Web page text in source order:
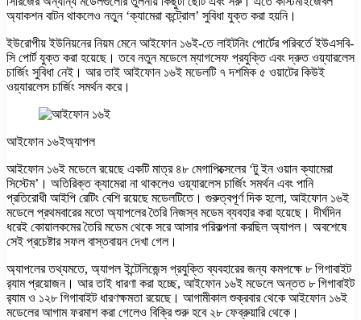
অ্যাকশন বাটন থাকলেও নতুন ‘ক্যামেরা কন্ট্রোল’ সুবিধা যুক্ত করা হয়নি।
ইউরোপীয় ইউনিয়নের নিয়ম মেনে আইফোন ১৬ই-তে লাইটনিং পোর্টের পরিবর্তে ইউএসবি-
সি পোর্ট যুক্ত করা হয়েছে। তবে নতুন মডেলে ম্যাগসেফ প্রযুক্তি এবং দ্রুত ওয়্যারলেস
চার্জিং সুবিধা নেই। আর তাই আইফোন ১৬ই মডেলটি ৭ দশমিক ৫ ওয়াটের কিউই
ওয়্যারলেস চার্জিং সমর্থন করে।
আইফোন ১৬ইঅ্যাপল
আইফোন ১৬ই মডেলে রয়েছে একটি মাত্র ৪৮ মেগাপিক্সেলের ‘টু ইন ওয়ান ক্যামেরা
সিস্টেম’। অতিরিক্ত ক্যামেরা না থাকলেও ওয়্যারলেস চার্জিং সমর্থন এবং পানি
প্রতিরোধী আইপি রেটিং বেশি রয়েছে মডেলটিতে। গুরুত্বপূর্ণ দিক হলো, আইফোন ১৬ই
মডেলে প্রথমবারের মতো অ্যাপলের তৈরি নিজস্ব মডেম ব্যবহার করা হয়েছে। দীর্ঘদিন
ধরেই কোয়ালকমের তৈরি মডেম থেকে সরে আসার পরিকল্পনা করছিল অ্যাপল। অবশেষে
সেই প্রচেষ্টার সফল বাস্তবায়ন দেখা গেল।
অ্যাপলের তথ্যমতে, অ্যাপল ইন্টেলিজেন্স প্রযুক্তি ব্যবহারের জন্য কমপক্ষে ৮ গিগাবাইট
র‍্যাম প্রয়োজন। আর তাই ধারণা করা হচ্ছে, আইফোন ১৬ই মডেলে অন্তত ৮ গিগাবাইট
র‍্যাম ও ১২৮ গিগাবাইট ধারণক্ষমতা রয়েছে। আগামীকাল শুক্রবার থেকে আইফোন ১৬ই
মডেলের আগাম ফরমাশ করা গেলেও বিক্রি শুরু হবে ২৮ ফেব্রুয়ারি থেকে।